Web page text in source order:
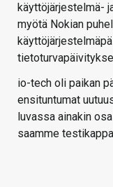
käyttöjärjestelmä-
myötä Nokian
io-tech oli paikan
ensituntumat
luvassa ainakin
saamme